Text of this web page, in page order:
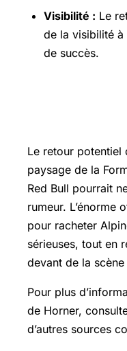
Visibilité : Le
de la visibilité à
de succès.
Le retour potentiel
paysage de la
Red Bull pourrait
rumeur. L’énorme
pour racheter
sérieuses, tout en
devant de la
Pour plus
de Horner,
d’autres sources